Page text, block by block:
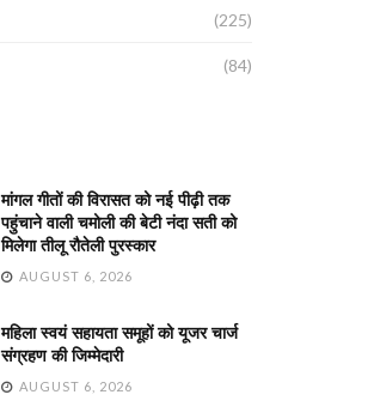
(225)
(84)
मांगल गीतों की विरासत को नई पीढ़ी तक
पहुंचाने वाली चमोली की बेटी नंदा सती को
मिलेगा तीलू रौतेली पुरस्कार
AUGUST 6, 2026
महिला स्वयं सहायता समूहों को यूजर चार्ज
संग्रहण की जिम्मेदारी
AUGUST 6, 2026